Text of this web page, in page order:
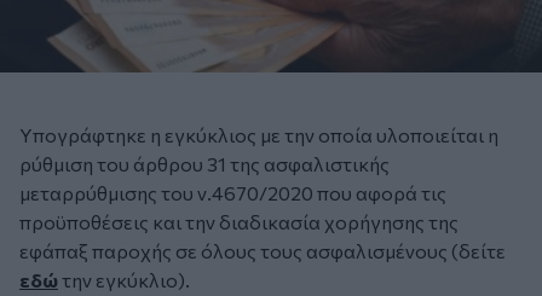
Υπογράφτηκε η εγκύκλιος με την οποία υλοποιείται η
ρύθμιση του άρθρου 31 της ασφαλιστικής
μεταρρύθμισης του ν.4670/2020 που αφορά τις
προϋποθέσεις και την διαδικασία χορήγησης της
εφάπαξ παροχής σε όλους τους ασφαλισμένους (δείτε
εδώτην εγκύκλιο).